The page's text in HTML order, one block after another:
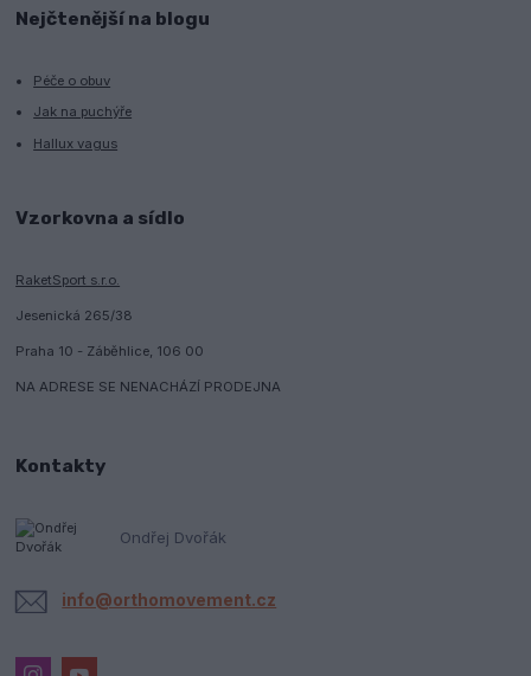
Nejčtenější na blogu
Péče o obuv
Jak na puchýře
Hallux vagus
Vzorkovna a sídlo
RaketSport s.r.o.
Jesenická 265/38
Praha 10 - Záběhlice, 106 00
NA ADRESE SE NENACHÁZÍ PRODEJNA
Kontakty
Ondřej Dvořák
info@orthomovement.cz